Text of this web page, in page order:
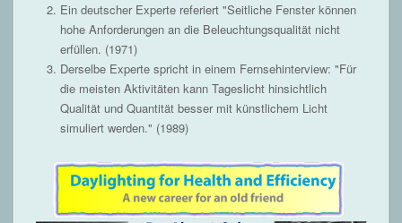
Ein deutscher Experte referiert "Seitliche Fenster können
hohe Anforderungen an die Beleuchtungsqualität nicht
erfüllen. (1971)
Derselbe Experte spricht in einem Fernsehinterview: "Für
die meisten Aktivitäten kann Tageslicht hinsichtlich
Qualität und Quantität besser mit künstlichem Licht
simuliert werden." (1989)